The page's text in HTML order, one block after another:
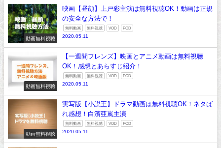
動画無料視聴
映画【昼顔】上戸彩主演は無料視聴OK！動画は正規
の安全な方法で！
無料動画 無料視聴 VOD FOD
2020.05.11
動画無料視聴
【一週間フレンズ】映画とアニメ動画は無料視聴
OK！感想とあらすじ紹介！
無料動画 無料視聴 VOD FOD
2020.05.11
動画無料視聴
実写版【小説王】ドラマ動画は無料視聴OK！ネタば
れ感想！白濱亜嵐主演
無料動画 無料視聴 VOD FOD
2020.05.11